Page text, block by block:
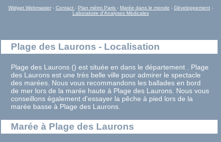
Widget Webmaster- Contact - Plan métro Paris - Marée dans le monde - Développement-
Laboratoire d'Analyses Médicales
Plage des Laurons - Localisation
Plage des Laurons () est située en dans le département . Plage
des Laurons est une très belle ville pour admirer le spectacle
des marées. Nous vous recommandons les ballades en bord
de mer lors de la marée haute à Plage des Laurons. Nous vous
conseillons également d'essayer la pêche à pied lors de la
marée basse à Plage des Laurons.
Marée à Plage des Laurons